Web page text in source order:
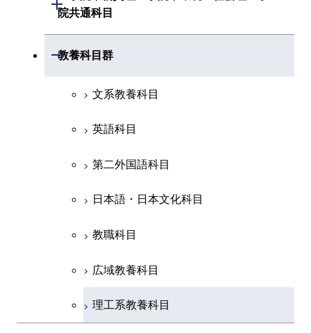
創造プロセス科目
共通専門科目
創造プロセス科目
共通専門科目
創造プロセス科目
共通専門科目
融合理工学系
初年次専門科目
創造プロセス科目
共通専門科目
院共通科目
工学院，物質理工学院，環境・社会
教養科目群
開閉
文系教養科目
英語科目
第二外国語科目
日本語・日本文化科目
教職科目
広域教養科目
理工系教養科目